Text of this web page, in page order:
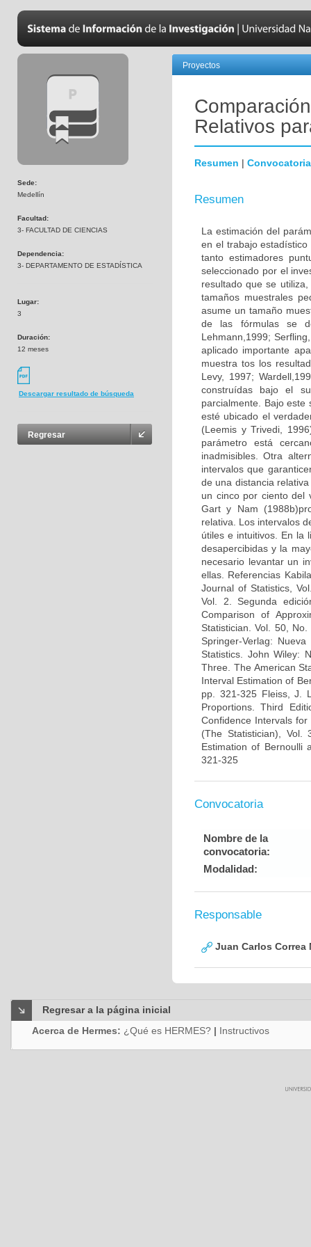
Sede:
Medellín
Facultad:
3- FACULTAD DE CIENCIAS
Dependencia:
3- DEPARTAMENTO DE ESTADÍSTICA
Lugar:
3
Duración:
12 meses
Descargar resultado de búsqueda
Regresar
Proyectos
Relativos
Resumen | Convocatoria
Resumen
La estimación del
en el trabajo
tanto estimadores
seleccionado por el
resultado que se
tamaños muestrales
asume un tamaño
de las fórmulas se
Lehmann,1999;
aplicado importante
muestra tos los
Levy, 1997;
construídas bajo el
parcialmente. Bajo este
esté ubicado el
(Leemis y Trivedi,
parámetro está
inadmisibles. Otra
intervalos que
de una distancia
un cinco por ciento del
Gart y Nam
relativa. Los intervalos
útiles e intuitivos. En la
desapercibidas y la
necesario levantar un
ellas. Referencias
Journal of Statistics,
Vol. 2. Segunda
Comparison of
Statistician. Vol. 50,
Springer-Verlag:
Statistics. John Wiley:
Three. The American
Interval Estimation of
pp. 321-325 Fleiss, J.
Proportions. Third
Confidence Intervals
(The Statistician), Vol.
Estimation of Bernoulli
321-325
Convocatoria
Nombre de la
convocatoria:
Modalidad:
Responsable
Juan Carlos Correa
Regresar a la página inicial
Acerca de Hermes: ¿Qué es HERMES? | Instructivos